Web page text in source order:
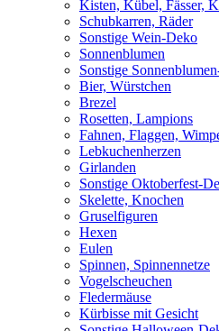
Kisten, Kübel, Fässer,
Schubkarren, Räder
Sonstige Wein-Deko
Sonnenblumen
Sonstige
Bier, Würstchen
Brezel
Rosetten, Lampions
Fahnen, Flaggen,
Lebkuchenherzen
Girlanden
Sonstige Oktoberfest-
Skelette, Knochen
Gruselfiguren
Hexen
Eulen
Spinnen, Spinnennetze
Vogelscheuchen
Fledermäuse
Kürbisse mit Gesicht